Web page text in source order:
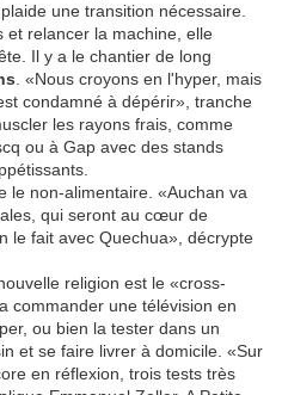
une transition nécessaire.
et relancer la machine, elle
Il y a le chantier de long
. «Nous croyons en l'hyper, mais
condamné à dépérir», tranche
les rayons frais, comme
ou à Gap avec des stands
le non-alimentaire. «Auchan va
qui seront au cœur de
le fait avec Quechua», décrypte
religion est le «cross-
commander une télévision en
ou bien la tester dans un
et se faire livrer à domicile. «Sur
en réflexion, trois tests très